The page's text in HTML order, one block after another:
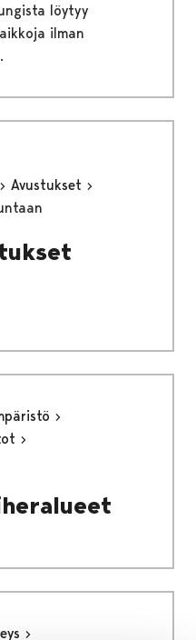
löytyy
ilman
Avustukset